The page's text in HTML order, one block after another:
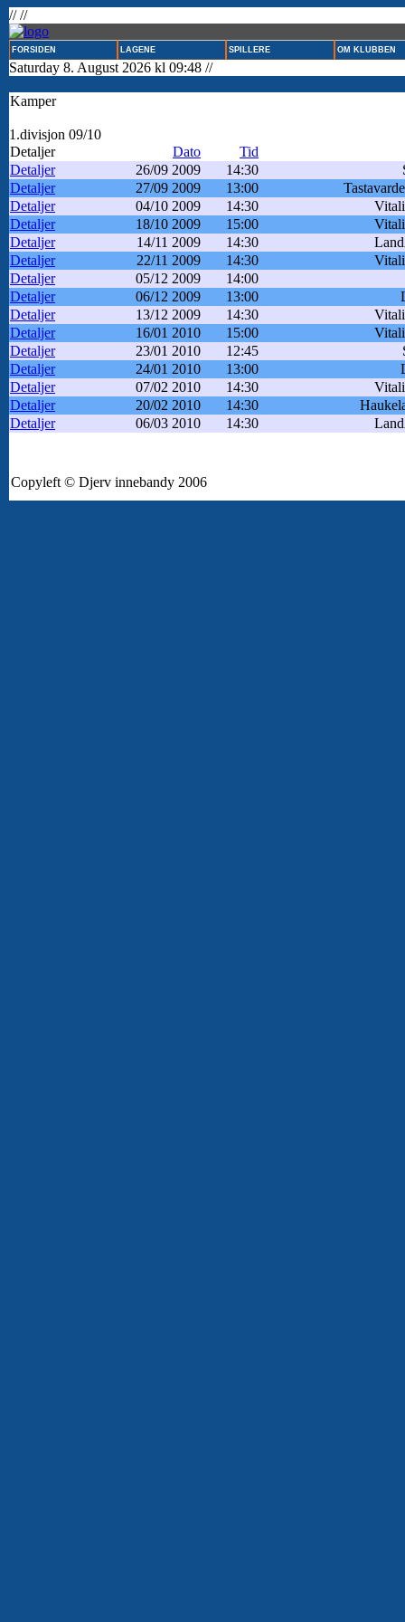
// //
FORSIDEN LAGENE SPILLERE OM KLUBBEN
Saturday 8. August 2026 kl 09:48 //
Kamper
1.divisjon 09/10
Detaljer
Dato
Tid
Detaljer
26/09 2009 14:30
Detaljer
27/09 2009 13:00
Detaljer
04/10 2009 14:30
Detaljer
18/10 2009 15:00
Detaljer
14/11 2009 14:30
Detaljer
22/11 2009 14:30
Detaljer
05/12 2009
14:00
Detaljer
06/12 2009 13:00
Detaljer
13/12 2009 14:30
Detaljer
16/01 2010 15:00
Detaljer
23/01 2010 12:45
Detaljer
24/01 2010 13:00
Detaljer
07/02 2010 14:30
Detaljer
20/02 2010 14:30
Detaljer
06/03 2010 14:30
Copyleft © Djerv innebandy 2006